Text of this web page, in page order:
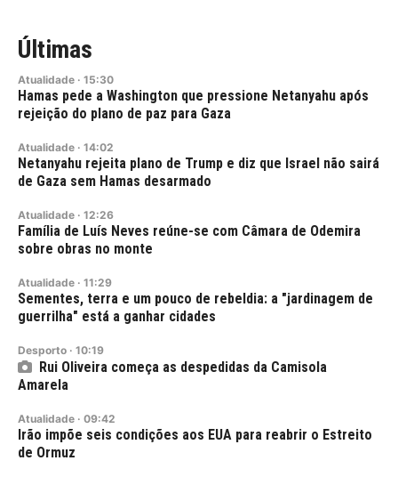
Últimas
Atualidade · 15:30
Hamas pede a Washington que pressione Netanyahu após
rejeição do plano de paz para Gaza
Atualidade · 14:02
Netanyahu rejeita plano de Trump e diz que Israel não sairá
de Gaza sem Hamas desarmado
Atualidade · 12:26
Família de Luís Neves reúne-se com Câmara de Odemira
sobre obras no monte
Atualidade · 11:29
Sementes, terra e um pouco de rebeldia: a "jardinagem de
guerrilha" está a ganhar cidades
Desporto · 10:19
Rui Oliveira começa as despedidas da Camisola
Amarela
Atualidade · 09:42
Irão impõe seis condições aos EUA para reabrir o Estreito
de Ormuz